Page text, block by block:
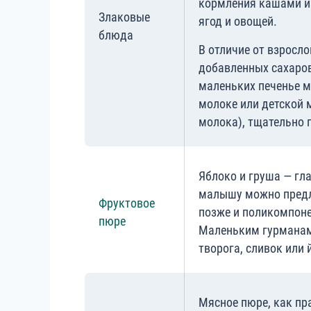
Злаковые
блюда
кормления кашами
ягод и овощей.
В отличие от
добавленных
маленьких печенье
молоке или детской
молока), тщательно
Фруктовое
пюре
Яблоко и груша —
малышу можно
позже и
Маленьким
творога, сливок или
Мясное пюре, как